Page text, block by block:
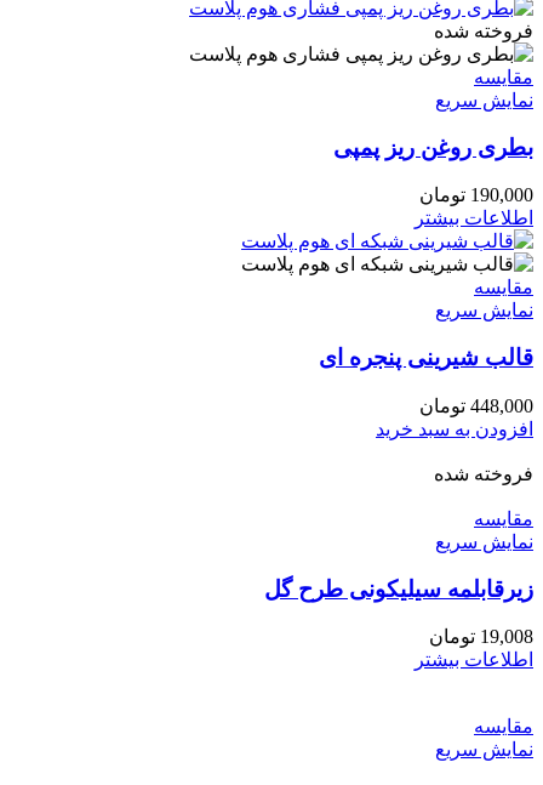
فروخته شده
مقايسه
نمایش سریع
بطری روغن ریز پمپی
190,000 تومان
اطلاعات بیشتر
مقايسه
نمایش سریع
قالب شیرینی پنجره ای
448,000 تومان
افزودن به سبد خرید
فروخته شده
مقايسه
نمایش سریع
زیرقابلمه سیلیکونی طرح گل
19,008 تومان
اطلاعات بیشتر
مقايسه
نمایش سریع